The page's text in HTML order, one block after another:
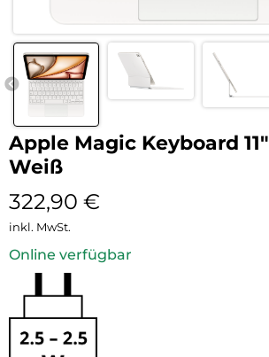
Apple Magic Keyboard
Weiß
322,90 €
inkl. MwSt.
Online verfügbar